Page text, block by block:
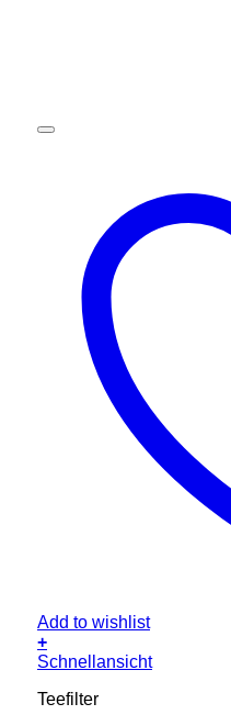
Add to wishlist
+
Schnellansicht
Teefilter